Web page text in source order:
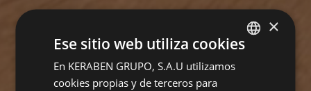
×
Ese sitio web utiliza cookies
En KERABEN GRUPO, S.A.U utilizamos
cookies propias y de terceros para